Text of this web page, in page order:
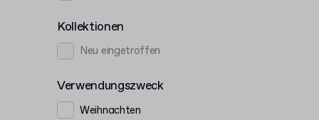
Kollektionen
Neu eingetroffen
Verwendungszweck
Weihnachten